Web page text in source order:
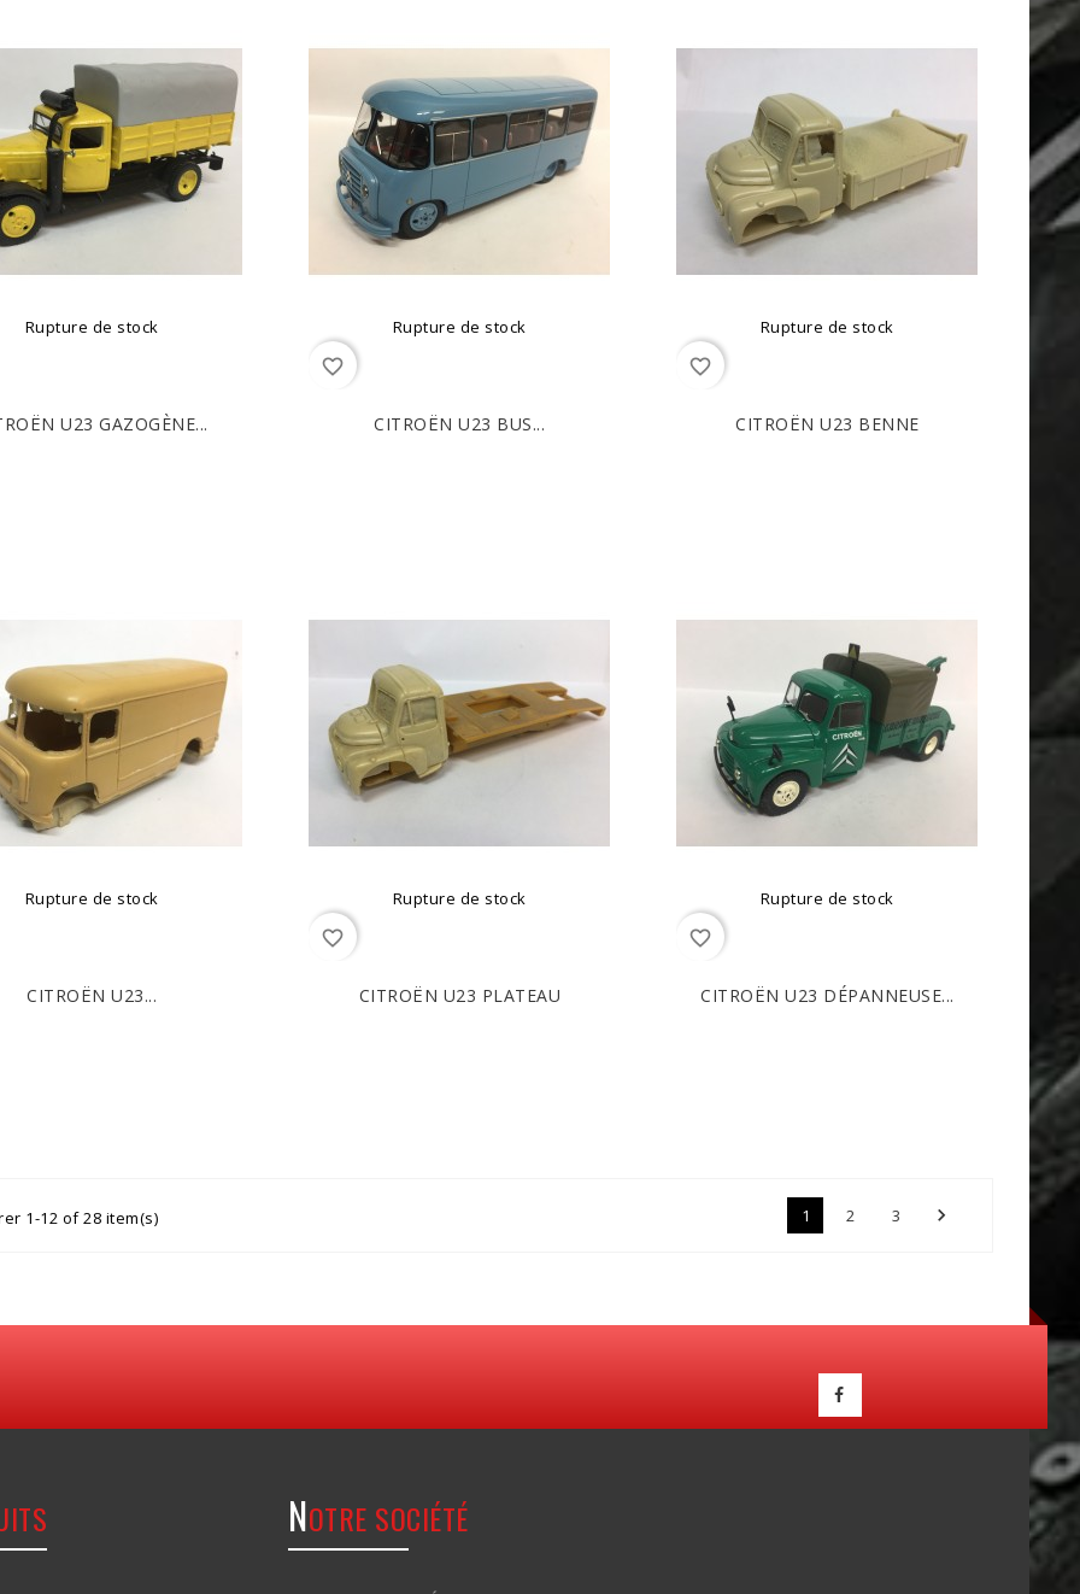
Rupture de stock
U23 GAZOGÈNE...
Rupture de stock
favorite_border
CITROËN U23 BUS...
Rupture de stock
favorite_border
CITROËN U23 BENNE
Rupture de stock
CITROËN U23...
Rupture de stock
favorite_border
CITROËN U23 PLATEAU
Rupture de stock
favorite_border
CITROËN U23 DÉPANNEUSE...
1-12 of 28 item(s) 1 2 3 
NOTRE SOCIÉTÉ